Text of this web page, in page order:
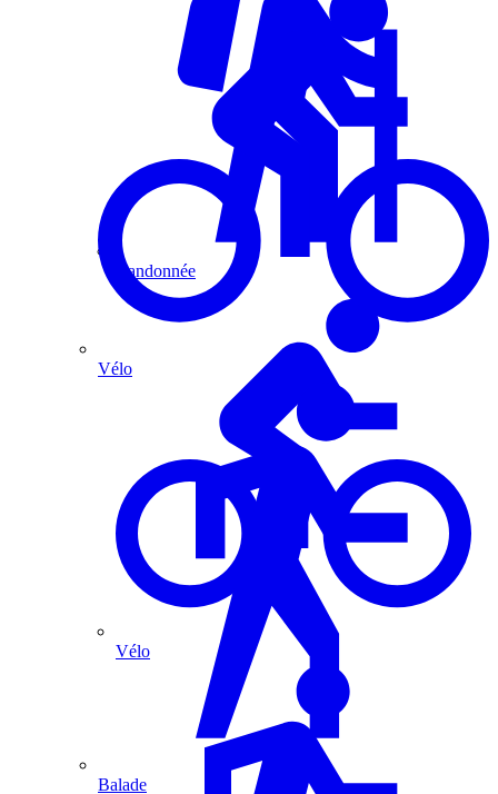
Randonnée
Vélo
Vélo
Balade